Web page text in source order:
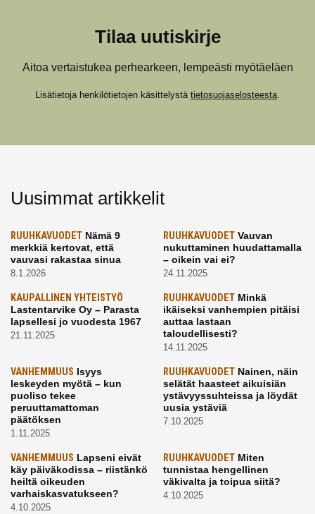
Tilaa uutiskirje
Aitoa vertaistukea perhearkeen, lempeästi myötäeläen
Lisätietoja henkilötietojen käsittelystä tietosuojaselosteesta.
Uusimmat artikkelit
RUUHKAVUODET Nämä 9
merkkiä kertovat, että
vauvasi rakastaa sinua
8.1.2026
RUUHKAVUODETVauvan
nukuttaminen huudattamalla
– oikein vai ei?
24.11.2025
KAUPALLINEN YHTEISTYÖ
Lastentarvike Oy – Parasta
lapsellesi jo vuodesta 1967
21.11.2025
RUUHKAVUODETMinkä
ikäiseksi vanhempien pitäisi
auttaa lastaan
taloudellisesti?
14.11.2025
VANHEMMUUS Isyys
leskeyden myötä – kun
puoliso tekee
peruuttamattoman
päätöksen
1.11.2025
RUUHKAVUODETNainen, näin
selätät haasteet aikuisiän
ystävyyssuhteissa ja löydät
uusia ystäviä
7.10.2025
VANHEMMUUS Lapseni eivät
käy päiväkodissa – riistänkö
heiltä oikeuden
varhaiskasvatukseen?
4.10.2025
RUUHKAVUODETMiten
tunnistaa hengellinen
väkivalta ja toipua siitä?
4.10.2025